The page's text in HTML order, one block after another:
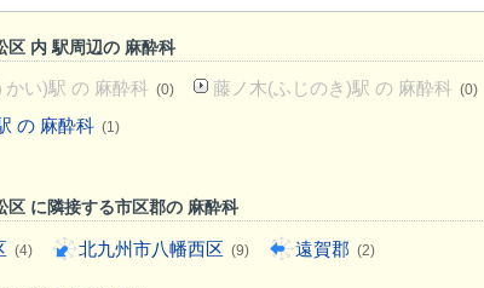
区 内 駅周辺の 麻酔科
い)駅 の 麻酔科 (0) 藤ノ木(ふじのき)駅 の 麻酔科 (0)
の 麻酔科 (1)
区 に隣接する市区郡の 麻酔科
(4) 北九州市八幡西区 (9) 遠賀郡 (2)